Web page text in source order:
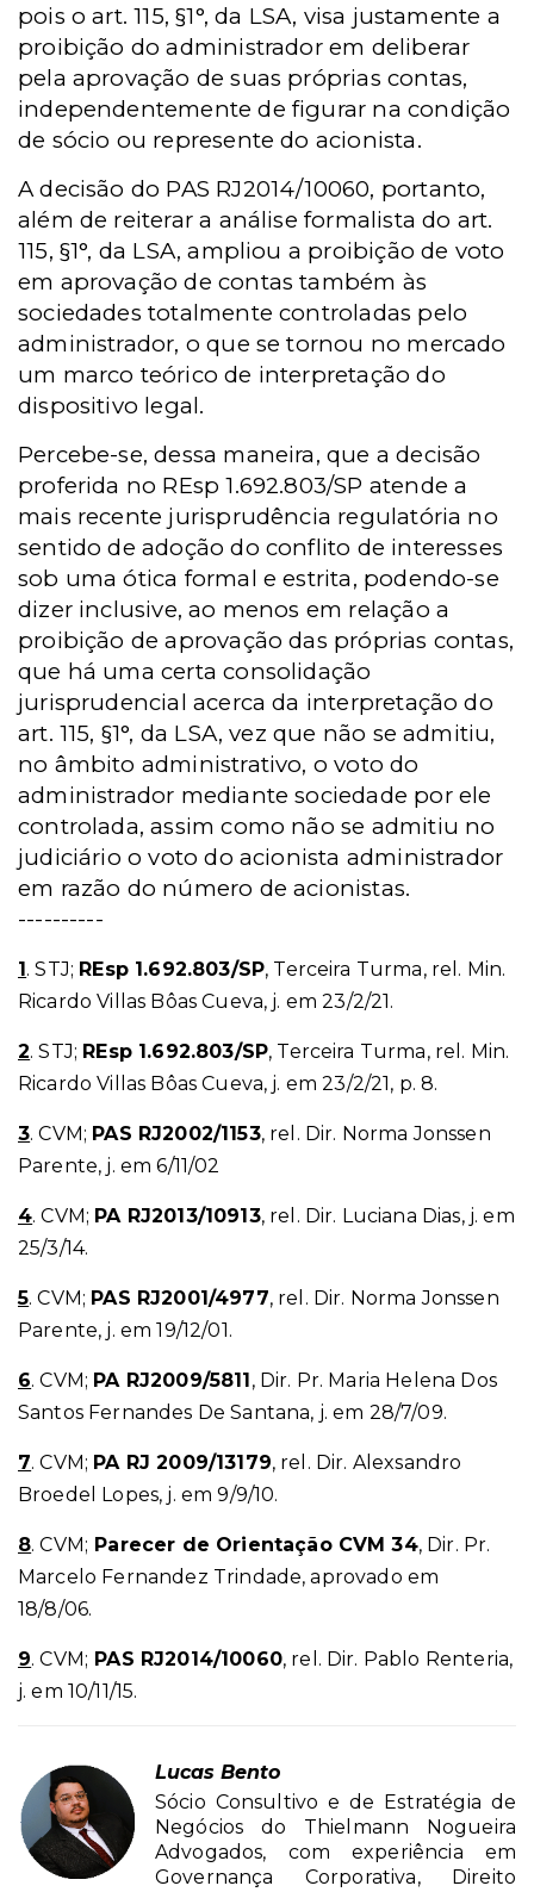
pois o art. 115, §1°, da LSA, visa justamente a
proibição do administrador em deliberar
pela aprovação de suas próprias contas,
independentemente de figurar na condição
de sócio ou represente do acionista.
A decisão do PAS RJ2014/10060, portanto,
além de reiterar a análise formalista do art.
115, §1°, da LSA, ampliou a proibição de voto
em aprovação de contas também às
sociedades totalmente controladas pelo
administrador, o que se tornou no mercado
um marco teórico de interpretação do
dispositivo legal.
Percebe-se, dessa maneira, que a decisão
proferida no REsp 1.692.803/SP atende a
mais recente jurisprudência regulatória no
sentido de adoção do conflito de interesses
sob uma ótica formal e estrita, podendo-se
dizer inclusive, ao menos em relação a
proibição de aprovação das próprias contas,
que há uma certa consolidação
jurisprudencial acerca da interpretação do
art. 115, §1°, da LSA, vez que não se admitiu,
no âmbito administrativo, o voto do
administrador mediante sociedade por ele
controlada, assim como não se admitiu no
judiciário o voto do acionista administrador
em razão do número de acionistas.
----------
1. STJ; REsp 1.692.803/SP, Terceira Turma, rel. Min.
Ricardo Villas Bôas Cueva, j. em 23/2/21.
2. STJ; REsp 1.692.803/SP, Terceira Turma, rel. Min.
Ricardo Villas Bôas Cueva, j. em 23/2/21, p. 8.
3. CVM; PAS RJ2002/1153, rel. Dir. Norma Jonssen
Parente, j. em 6/11/02
4. CVM; PA RJ2013/10913, rel. Dir. Luciana Dias, j. em
25/3/14.
5. CVM; PAS RJ2001/4977, rel. Dir. Norma Jonssen
Parente, j. em 19/12/01.
6. CVM; PA RJ2009/5811, Dir. Pr. Maria Helena Dos
Santos Fernandes De Santana, j. em 28/7/09.
7. CVM; PA RJ 2009/13179, rel. Dir. Alexsandro
Broedel Lopes, j. em 9/9/10.
8. CVM; Parecer de Orientação CVM 34, Dir. Pr.
Marcelo Fernandez Trindade, aprovado em
18/8/06.
9. CVM; PAS RJ2014/10060, rel. Dir. Pablo Renteria,
j. em 10/11/15.
Lucas Bento
Sócio Consultivo e de Estratégia de
Negócios do Thielmann Nogueira
Advogados, com experiência em
Governança Corporativa, Direito